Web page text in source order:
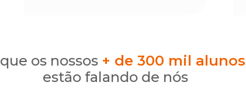
o que os nossos + de 300 mil alunos
estão falando de nós